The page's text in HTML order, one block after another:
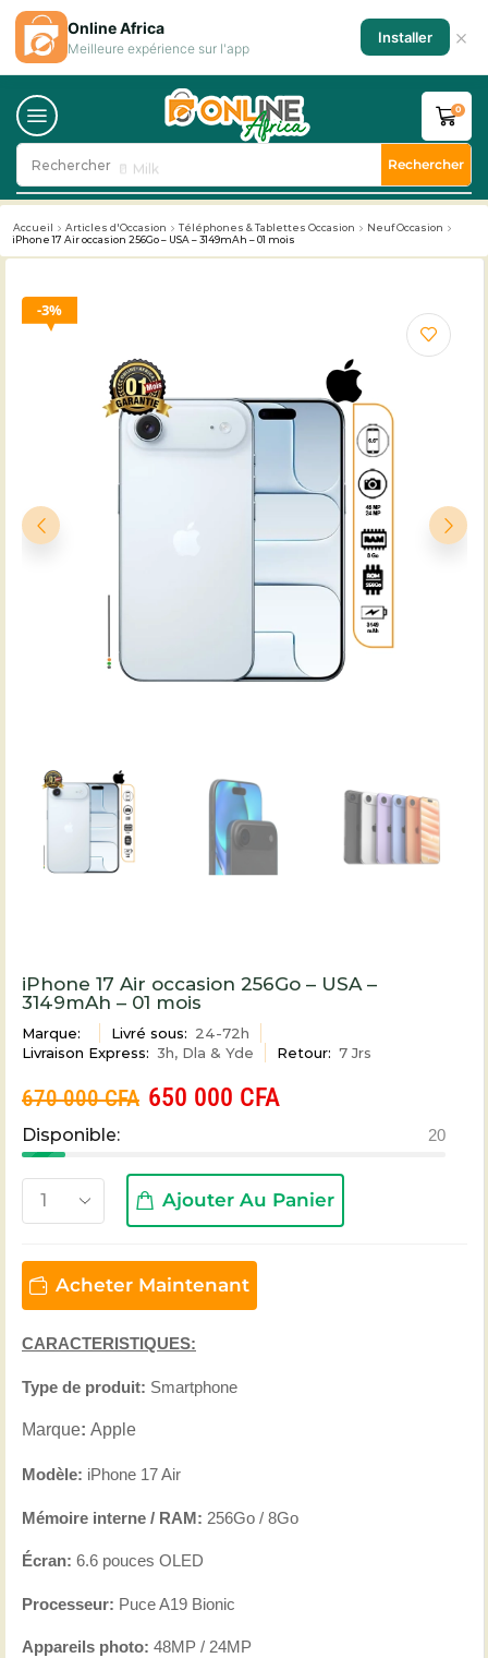
Rechercher 🥛 Milk Rechercher
0
Accueil Articles d'Occasion Téléphones & Tablettes Occasion
Neuf Occasion
iPhone 17 Air occasion 256Go – USA – 3149mAh – 01 mois
3%
iPhone 17 Air occasion 256Go – USA –
3149mAh – 01 mois
Marque: Livré sous: 24-72h
Livraison Express: 3h, Dla & Yde Retour: 7 Jrs
670 000CFA 650 000 CFA
Disponible: 20
Ajouter Au Panier
Acheter Maintenant
CARACTERISTIQUES:
Type de produit: Smartphone
Marque: Apple
Modèle: iPhone 17 Air
Mémoire interne / RAM: 256Go / 8Go
Écran: 6.6 pouces OLED
Processeur: Puce A19 Bionic
Appareils photo: 48MP / 24MP
Online Africa
Meilleure expérience sur l'app
Installer ×